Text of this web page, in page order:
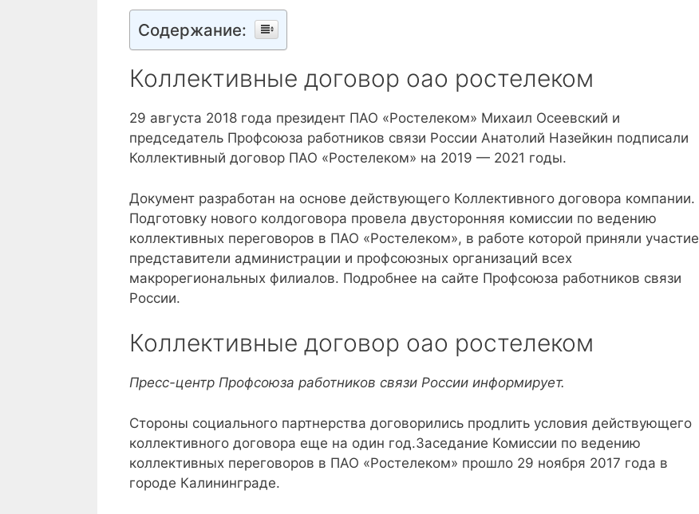
Содержание:
Коллективные договор оао ростелеком
29 августа 2018 года президент ПАО «Ростелеком» Михаил Осеевский и
председатель Профсоюза работников связи России Анатолий Назейкин подписали
Коллективный договор ПАО «Ростелеком» на 2019 — 2021 годы.
Документ разработан на основе действующего Коллективного договора компании.
Подготовку нового колдоговора провела двусторонняя комиссии по ведению
коллективных переговоров в ПАО «Ростелеком», в работе которой приняли участие
представители администрации и профсоюзных организаций всех
макрорегиональных филиалов. Подробнее на сайте Профсоюза работников связи
России.
Коллективные договор оао ростелеком
Пресс-центр Профсоюза работников связи России информирует.
Стороны социального партнерства договорились продлить условия действующего
коллективного договора еще на один год.Заседание Комиссии по ведению
коллективных переговоров в ПАО «Ростелеком» прошло 29 ноября 2017 года в
городе Калининграде.